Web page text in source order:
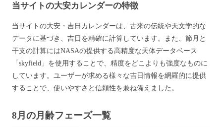
当サイトの大安カレンダーの特徴
当サイトの大安・吉日カレンダーは、古来の伝統や天文学的な
データに基づき、吉日を精確に計算しています。また、節月と
干支の計算にはNASAの提供する高精度な天体データベース
「skyfield」を使用することで、精度をどこよりも強度なものに
しています。ユーザーが求める様々な吉日情報を網羅的に提供
することで、使いやすさと信頼性を兼ね備えました。
8月の月齢フェーズ一覧